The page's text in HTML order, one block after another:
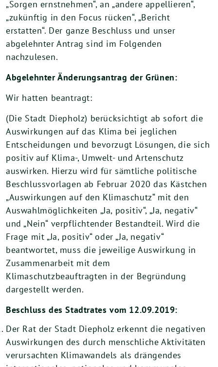
„Sorgen ernstnehmen“, an „andere appellieren“,
„zukünftig in den Focus rücken“, „Bericht
erstatten“. Der ganze Beschluss und unser
abgelehnter Antrag sind im Folgenden
nachzulesen.
Abgelehnter Änderungsantrag der Grünen:
Wir hatten beantragt:
(Die Stadt Diepholz) berücksichtigt ab sofort die
Auswirkungen auf das Klima bei jeglichen
Entscheidungen und bevorzugt Lösungen, die sich
positiv auf Klima-, Umwelt- und Artenschutz
auswirken. Hierzu wird für sämtliche politische
Beschlussvorlagen ab Februar 2020 das Kästchen
„Auswirkungen auf den Klimaschutz“ mit den
Auswahlmöglichkeiten „Ja, positiv“, „Ja, negativ“
und „Nein“ verpflichtender Bestandteil. Wird die
Frage mit „Ja, positiv“ oder „Ja, negativ“
beantwortet, muss die jeweilige Auswirkung in
Zusammenarbeit mit dem
Klimaschutzbeauftragten in der Begründung
dargestellt werden.
Beschluss des Stadtrates vom 12.09.2019:
Der Rat der Stadt Diepholz erkennt die negativen
Auswirkungen des durch menschliche Aktivitäten
verursachten Klimawandels als drängendes